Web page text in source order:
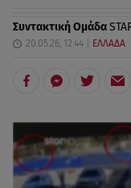
Συντακτική Ομάδα
20.05.26, 12:44 ΕΛΛΑΔΑ